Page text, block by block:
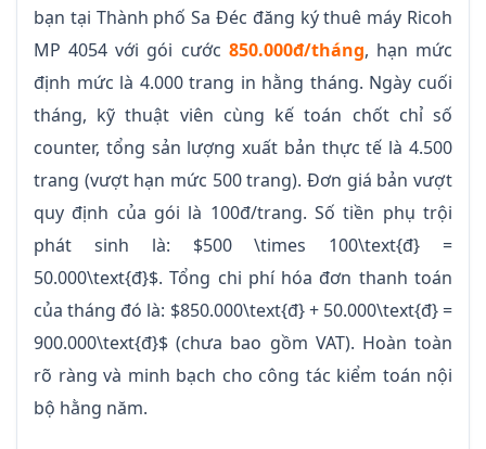
bạn tại Thành phố Sa Đéc đăng ký thuê máy Ricoh
MP 4054 với gói cước 850.000đ/tháng, hạn mức
định mức là 4.000 trang in hằng tháng. Ngày cuối
tháng, kỹ thuật viên cùng kế toán chốt chỉ số
counter, tổng sản lượng xuất bản thực tế là 4.500
trang (vượt hạn mức 500 trang). Đơn giá bản vượt
quy định của gói là 100đ/trang. Số tiền phụ trội
phát sinh là: $500 \times 100\text{đ} =
50.000\text{đ}$. Tổng chi phí hóa đơn thanh toán
của tháng đó là: $850.000\text{đ} + 50.000\text{đ} =
900.000\text{đ}$ (chưa bao gồm VAT). Hoàn toàn
rõ ràng và minh bạch cho công tác kiểm toán nội
bộ hằng năm.